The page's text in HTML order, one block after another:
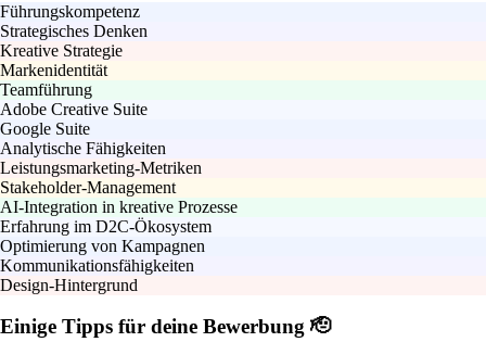
Führungskompetenz
Strategisches Denken
Kreative Strategie
Markenidentität
Teamführung
Adobe Creative Suite
Google Suite
Analytische Fähigkeiten
Leistungsmarketing-Metriken
Stakeholder-Management
AI-Integration in kreative Prozesse
Erfahrung im D2C-Ökosystem
Optimierung von Kampagnen
Kommunikationsfähigkeiten
Design-Hintergrund
Einige Tipps für deine Bewerbung 🫡